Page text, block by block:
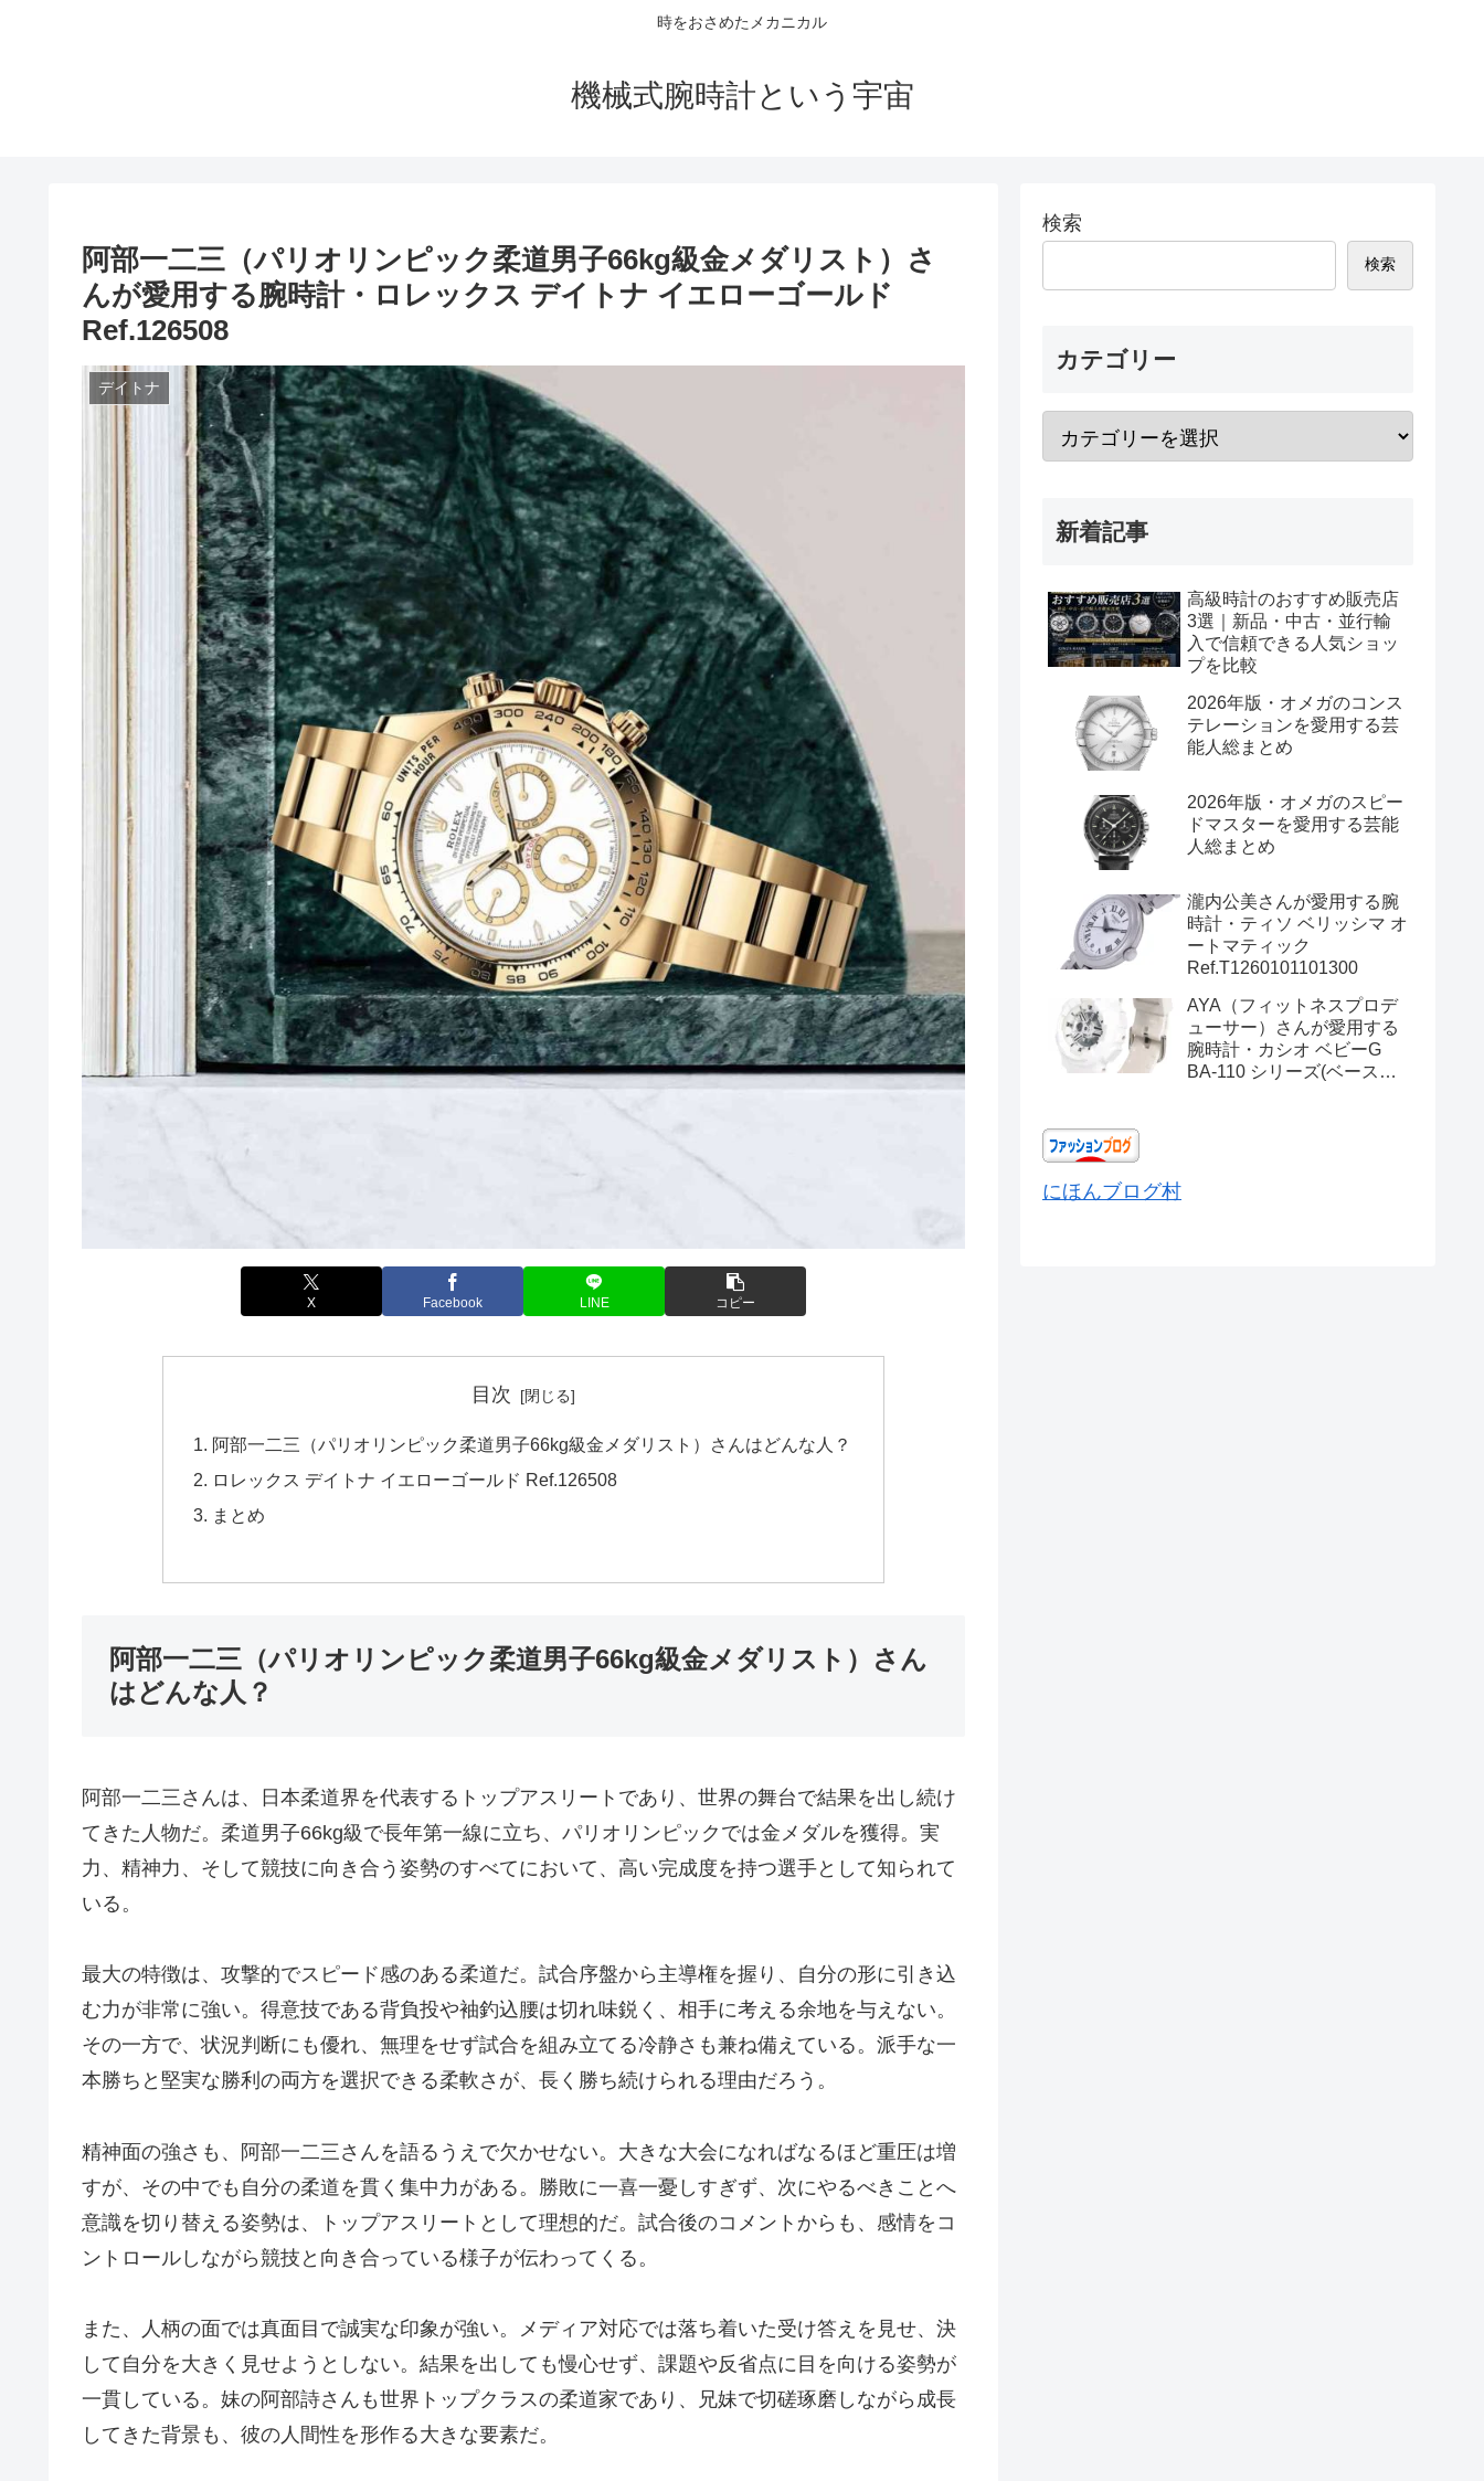
時をおさめたメカニカル
機械式腕時計という宇宙
阿部一二三（パリオリンピック柔道男子66kg級金メダリスト）さ
んが愛用する腕時計・ロレックス デイトナ イエローゴールド
Ref.126508
デイトナ
X Facebook LINE コピー
目次
阿部一二三（パリオリンピック柔道男子66kg級金メダリスト）さんはどんな人？
ロレックス デイトナ イエローゴールド Ref.126508
まとめ
阿部一二三（パリオリンピック柔道男子66kg級金メダリスト）さん
はどんな人？
阿部一二三さんは、日本柔道界を代表するトップアスリートであり、世界の舞台で結果を出し続け
てきた人物だ。柔道男子66kg級で長年第一線に立ち、パリオリンピックでは金メダルを獲得。実
力、精神力、そして競技に向き合う姿勢のすべてにおいて、高い完成度を持つ選手として知られて
いる。
最大の特徴は、攻撃的でスピード感のある柔道だ。試合序盤から主導権を握り、自分の形に引き込
む力が非常に強い。得意技である背負投や袖釣込腰は切れ味鋭く、相手に考える余地を与えない。
その一方で、状況判断にも優れ、無理をせず試合を組み立てる冷静さも兼ね備えている。派手な一
本勝ちと堅実な勝利の両方を選択できる柔軟さが、長く勝ち続けられる理由だろう。
精神面の強さも、阿部一二三さんを語るうえで欠かせない。大きな大会になればなるほど重圧は増
すが、その中でも自分の柔道を貫く集中力がある。勝敗に一喜一憂しすぎず、次にやるべきことへ
意識を切り替える姿勢は、トップアスリートとして理想的だ。試合後のコメントからも、感情をコ
ントロールしながら競技と向き合っている様子が伝わってくる。
また、人柄の面では真面目で誠実な印象が強い。メディア対応では落ち着いた受け答えを見せ、決
して自分を大きく見せようとしない。結果を出しても慢心せず、課題や反省点に目を向ける姿勢が
一貫している。妹の阿部詩さんも世界トップクラスの柔道家であり、兄妹で切磋琢磨しながら成長
してきた背景も、彼の人間性を形作る大きな要素だ。
検索
検索
カテゴリー
新着記事
高級時計のおすすめ販売店
3選｜新品・中古・並行輸
入で信頼できる人気ショッ
プを比較
2026年版・オメガのコンス
テレーションを愛用する芸
能人総まとめ
2026年版・オメガのスピー
ドマスターを愛用する芸能
人総まとめ
瀧内公美さんが愛用する腕
時計・ティソ ベリッシマ オ
ートマティック
Ref.T1260101101300
AYA（フィットネスプロデ
ューサー）さんが愛用する
腕時計・カシオ ベビーG
BA-110 シリーズ(ベースモ
にほんブログ村